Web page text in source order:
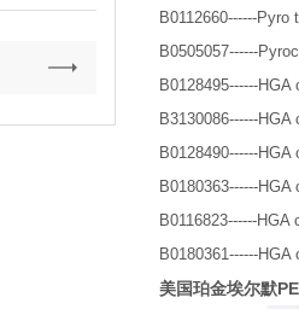
B0112660------Pyro
B0505057------
B0128495------HGA
B3130086------HGA
B0128490------
B0180363------
B0116823------
B0180361------
美国珀金埃尔默